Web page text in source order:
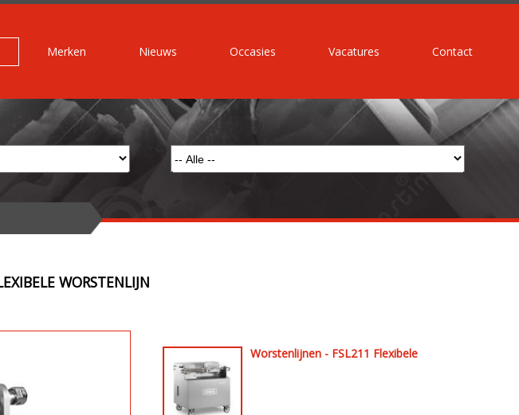
Merken Nieuws Occasies Vacatures Contact
WORSTENLIJN
Worstenlijnen - FSL211 Flexibele